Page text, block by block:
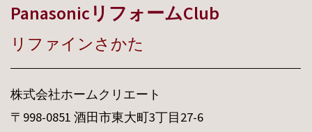
PanasonicリフォームClub
リファインさかた
株式会社ホームクリエート
〒998-0851 酒田市東大町3丁目27-6